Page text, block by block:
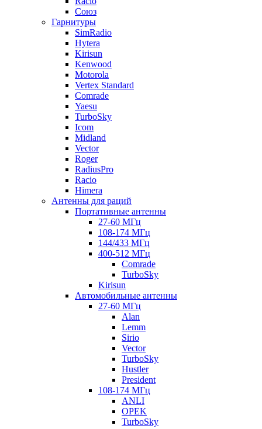
Союз
Гарнитуры
SimRadio
Hytera
Kirisun
Kenwood
Motorola
Vertex Standard
Comrade
Yaesu
TurboSky
Icom
Midland
Vector
Roger
RadiusPro
Racio
Himera
Антенны для раций
Портативные антенны
27-60 МГц
108-174 МГц
144/433 МГц
400-512 МГц
Comrade
TurboSky
Kirisun
Автомобильные антенны
27-60 МГц
Alan
Lemm
Sirio
Vector
TurboSky
Hustler
President
108-174 МГц
ANLI
OPEK
TurboSky